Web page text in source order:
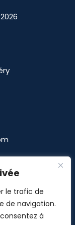
le trafic de
de navigation.
à